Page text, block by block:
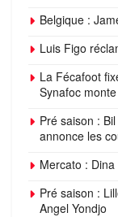
Belgique :
Luis Figo
La Fécafoot
Synafoc
Pré saison :
annonce les
Mercato :
Pré saison :
Angel Yondjo